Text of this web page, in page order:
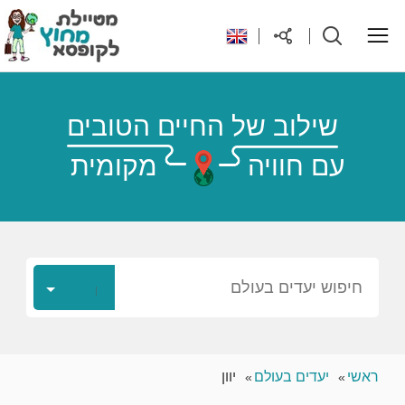
יעדים בעולם
טיפים והנחות לטיול
רילוקיישן לקפריסין
שילוב של החיים הטובים
עם חוויה
מקומית
חיפוש יעדים בעולם
ראשי יעדים בעולם יוון